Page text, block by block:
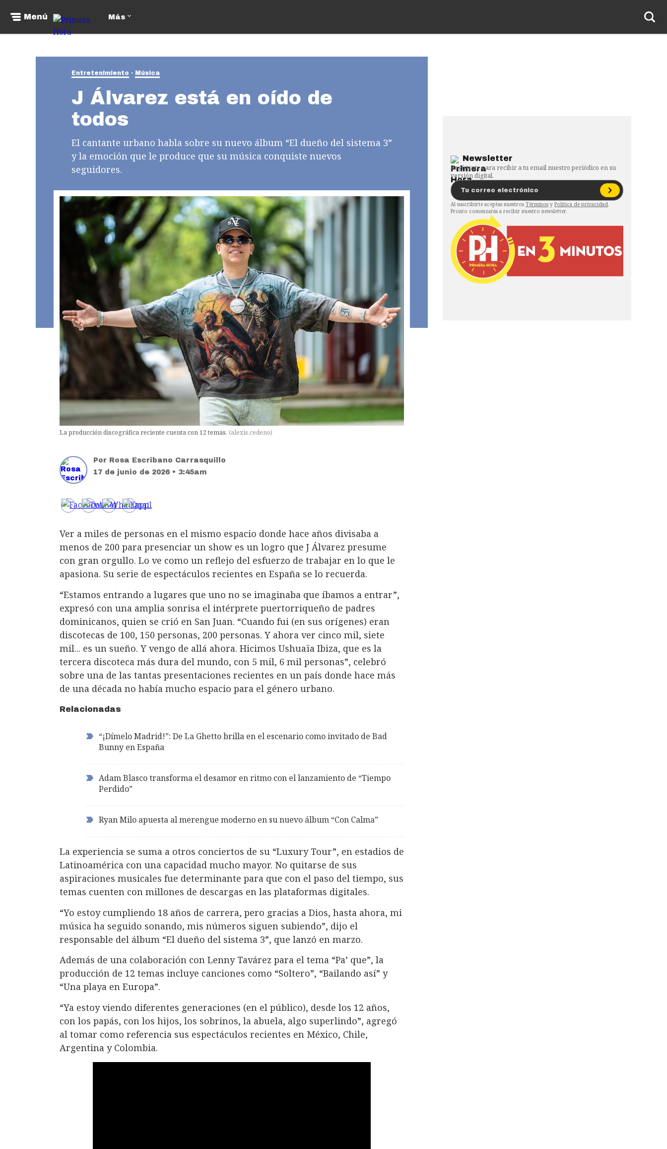
Menú Más
Entretenimiento Música
J Álvarez está en oído de
todos
El cantante urbano habla sobre su nuevo álbum “El dueño del sistema 3”
y la emoción que le produce que su música conquiste nuevos
seguidores.
La producción discográfica reciente cuenta con 12 temas. (alexis.cedeno)
Por Rosa Escribano Carrasquillo
17 de junio de 2026 • 3:45am
Ver a miles de personas en el mismo espacio donde hace años divisaba a
menos de 200 para presenciar un show es un logro que J Álvarez presume
con gran orgullo. Lo ve como un reflejo del esfuerzo de trabajar en lo que le
apasiona. Su serie de espectáculos recientes en España se lo recuerda.
“Estamos entrando a lugares que uno no se imaginaba que íbamos a entrar”,
expresó con una amplia sonrisa el intérprete puertorriqueño de padres
dominicanos, quien se crió en San Juan. “Cuando fui (en sus orígenes) eran
discotecas de 100, 150 personas, 200 personas. Y ahora ver cinco mil, siete
mil... es un sueño. Y vengo de allá ahora. Hicimos Ushuaïa Ibiza, que es la
tercera discoteca más dura del mundo, con 5 mil, 6 mil personas”, celebró
sobre una de las tantas presentaciones recientes en un país donde hace más
de una década no había mucho espacio para el género urbano.
Relacionadas
“¡Dímelo Madrid!”: De La Ghetto brilla en el escenario como invitado de Bad
Bunny en España
Adam Blasco transforma el desamor en ritmo con el lanzamiento de “Tiempo
Perdido”
Ryan Milo apuesta al merengue moderno en su nuevo álbum “Con Calma”
La experiencia se suma a otros conciertos de su “Luxury Tour”, en estadios de
Latinoamérica con una capacidad mucho mayor. No quitarse de sus
aspiraciones musicales fue determinante para que con el paso del tiempo, sus
temas cuenten con millones de descargas en las plataformas digitales.
“Yo estoy cumpliendo 18 años de carrera, pero gracias a Dios, hasta ahora, mi
música ha seguido sonando, mis números siguen subiendo”, dijo el
responsable del álbum “El dueño del sistema 3”, que lanzó en marzo.
Además de una colaboración con Lenny Tavárez para el tema “Pa’ que”, la
producción de 12 temas incluye canciones como “Soltero”, “Bailando así” y
“Una playa en Europa”.
“Ya estoy viendo diferentes generaciones (en el público), desde los 12 años,
con los papás, con los hijos, los sobrinos, la abuela, algo superlindo”, agregó
al tomar como referencia sus espectáculos recientes en México, Chile,
Argentina y Colombia.
Newsletter
Regístrate para recibir a tu email nuestro periódico en su
versión digital.
Al suscribirte aceptas nuestros Términos y Política de privacidad.
Pronto comenzarás a recibir nuestro newsletter.